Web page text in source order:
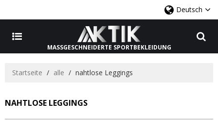
Deutsch
MASSGESCHNEIDERTE SPORTBEKLEIDUNG
Startseite / alle / nahtlose Leggings
NAHTLOSE LEGGINGS